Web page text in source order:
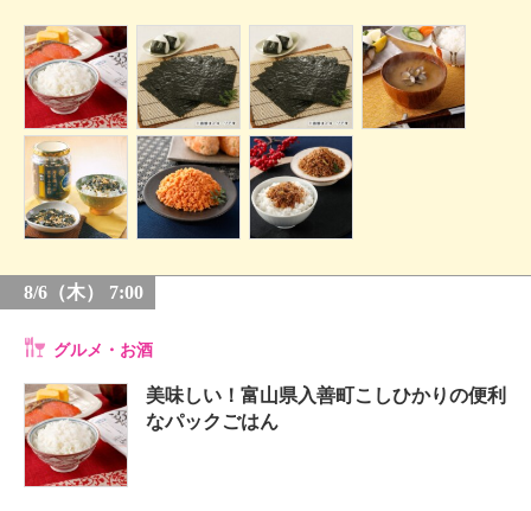
8/6（木） 7:00
グルメ・お酒
美味しい！富山県入善町こしひかりの便利
なパックごはん